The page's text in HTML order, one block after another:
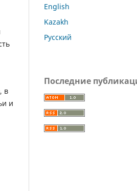
в
и
English
Kazakh
Русский
Последние